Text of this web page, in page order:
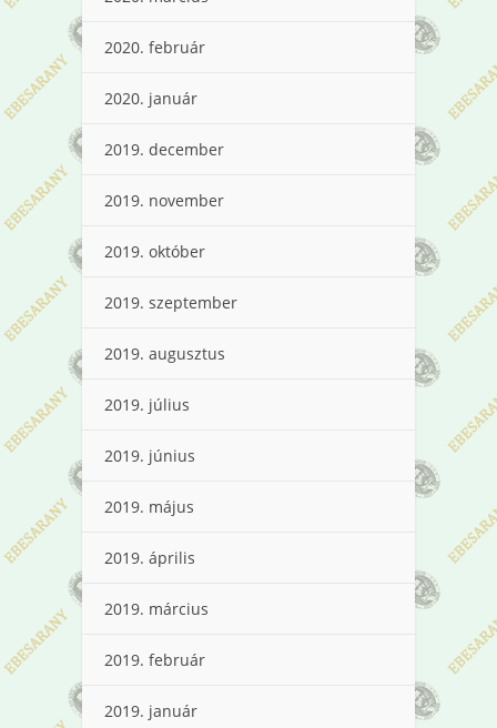
2020. február
2020. január
2019. december
2019. november
2019. október
2019. szeptember
2019. augusztus
2019. július
2019. június
2019. május
2019. április
2019. március
2019. február
2019. január